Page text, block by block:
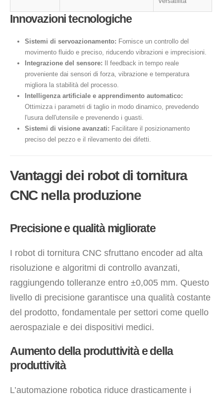
Innovazioni tecnologiche
Sistemi di servoazionamento: Fornisce un controllo del
movimento fluido e preciso, riducendo vibrazioni e imprecisioni.
Integrazione del sensore: Il feedback in tempo reale
proveniente dai sensori di forza, vibrazione e temperatura
migliora la stabilità del processo.
Intelligenza artificiale e apprendimento automatico:
Ottimizza i parametri di taglio in modo dinamico, prevedendo
l'usura dell'utensile e prevenendo i guasti.
Sistemi di visione avanzati: Facilitare il posizionamento
preciso del pezzo e il rilevamento dei difetti.
Vantaggi dei robot di tornitura
CNC nella produzione
Precisione e qualità migliorate
I robot di tornitura CNC sfruttano encoder ad alta
risoluzione e algoritmi di controllo avanzati,
raggiungendo tolleranze entro ±0,005 mm. Questo
livello di precisione garantisce una qualità costante
del prodotto, fondamentale per settori come quello
aerospaziale e dei dispositivi medici.
Aumento della produttività e della
produttività
L’automazione robotica riduce drasticamente i